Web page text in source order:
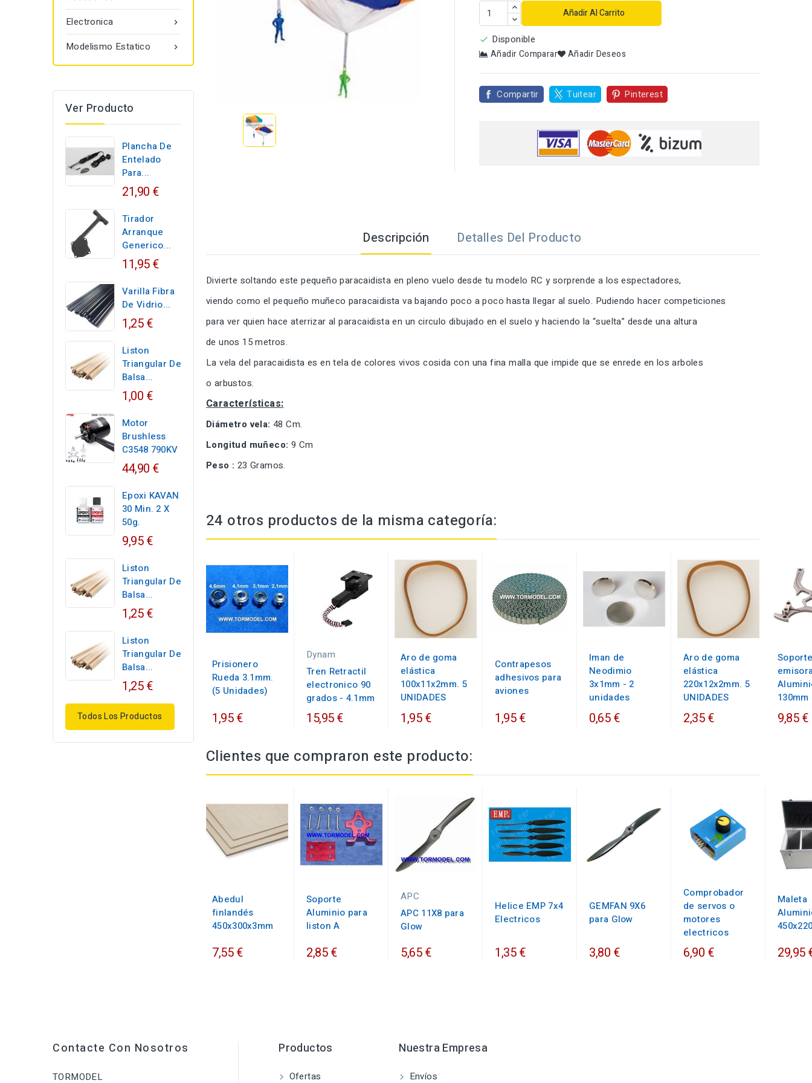

Electronica

Modelismo Estatico
Ver Producto
Plancha De
Entelado
Para...
21,90 €
Tirador
Arranque
Generico...
11,95 €
Varilla Fibra
De Vidrio...
1,25 €
Liston
Triangular De
Balsa...
1,00 €
Motor
Brushless
C3548 790KV
44,90 €
Epoxi KAVAN
30 Min. 2 X
50g.
9,95 €
Liston
Triangular De
Balsa...
1,25 €
Liston
Triangular De
Balsa...
1,25 €
Todos Los Productos
Añadir Al Carrito
 Disponible
Añadir Comparar Añadir Deseos
Compartir Tuitear Pinterest
Descripción Detalles Del Producto
Divierte soltando este pequeño paracaidista en pleno vuelo desde tu modelo RC y sorprende a los espectadores,
viendo como el pequeño muñeco paracaidista va bajando poco a poco hasta llegar al suelo. Pudiendo hacer competiciones
para ver quien hace aterrizar al paracaidista en un circulo dibujado en el suelo y haciendo la “suelta” desde una altura
de unos 15 metros.
La vela del paracaidista es en tela de colores vivos cosida con una fina malla que impide que se enrede en los arboles
o arbustos.
Características:
Diámetro vela: 48 Cm.
Longitud muñeco: 9 Cm
Peso : 23 Gramos.
24 otros productos de la misma categoría:
Prisionero
Rueda 3.1mm.
(5 Unidades)
1,95 €
Dynam
Tren Retractil
electronico 90
grados - 4.1mm
15,95 €
Aro de goma
elástica
100x11x2mm. 5
UNIDADES
1,95 €
Contrapesos
adhesivos para
aviones
1,95 €
Iman de
Neodimio
3x1mm - 2
unidades
0,65 €
Aro de goma
elástica
220x12x2mm. 5
UNIDADES
2,35 €
130mm
9,85 €
Clientes que compraron este producto:
Abedul
finlandés
450x300x3mm
7,55 €
Soporte
Aluminio para
liston A
2,85 €
APC
APC 11X8 para
Glow
5,65 €
Helice EMP 7x4
Electricos
1,35 €
GEMFAN 9X6
para Glow
3,80 €
Comprobador
de servos o
motores
electricos
6,90 €
Maleta
29,95
Contacte Con Nosotros
TORMODEL
Productos
Ofertas
Nuestra Empresa
Envíos